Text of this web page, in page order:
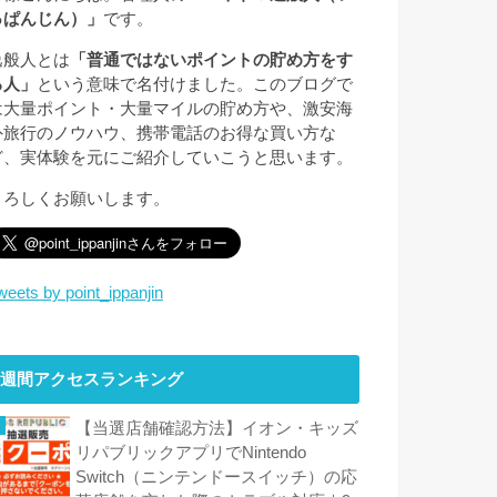
んじん）」 です。
般人とは 「普通ではないポイントの貯め方をす
」
という意味で名付けました。このブログで
大量ポイント・大量マイルの貯め方や、激安海
旅行のノウハウ、携帯電話のお得な買い方な
、実体験を元にご紹介していこうと思います。
しくお願いします。
by point_ippanjin
週間アクセスランキング
【当選店舗確認方法】イオン・キッズ
リパブリックアプリでNintendo
Switch（ニンテンドースイッチ）の応